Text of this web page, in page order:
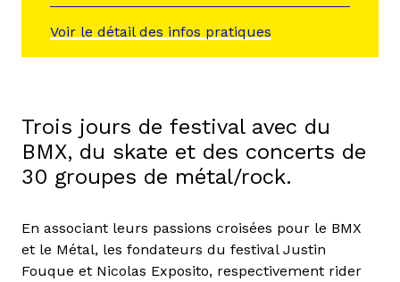
Voir le détail des infos pratiques
Trois jours de festival avec du
BMX, du skate et des concerts de
30 groupes de métal/rock.
En associant leurs passions croisées pour le BMX
et le Métal, les fondateurs du festival Justin
Fouque et Nicolas Exposito, respectivement rider